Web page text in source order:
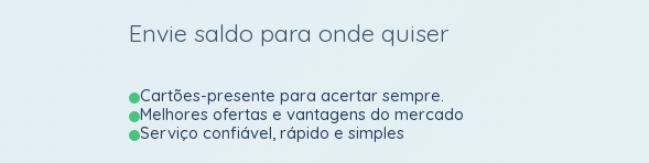
Envie saldo para onde quiser
Cartões-presente para acertar sempre.
Melhores ofertas e vantagens do mercado
Serviço confiável, rápido e simples